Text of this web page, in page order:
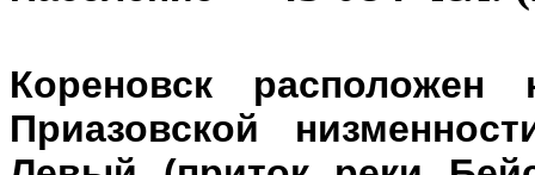
Кореновск
Приазовской